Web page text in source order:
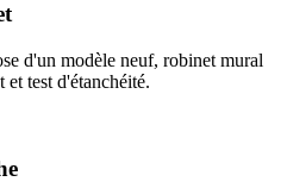
d'un modèle neuf, robinet mural
et test d'étanchéité.